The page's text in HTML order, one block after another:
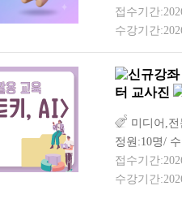
접수기간
수강기간
터 교사진
미디어,
정원:10명/
접수기간
수강기간